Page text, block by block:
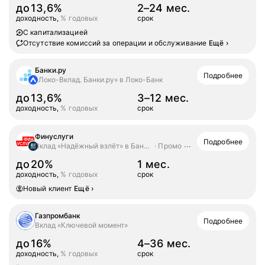
до13,6%
доходность, % годовых
2–24 мес.
срок
С капитализацией
Отсутствие комиссий за операции и обслуживание Ещё ›
Банки.ру
«Локо-Вклад. Банки.ру» в Локо-Банк
Подробнее
до13,6%
доходность, % годовых
3–12 мес.
срок
Финуслуги
Вклад «Надёжный взлёт» в Банк ДОМ.РФ
Промо Подробнее
до20%
доходность, % годовых
1 мес.
срок
Новый клиент Ещё›
Газпромбанк
Вклад «Ключевой момент»
Подробнее
до16%
доходность, % годовых
4–36 мес.
срок